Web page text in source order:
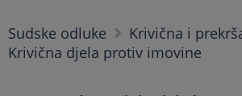
Sudske odluke
Krivična i
Krivična djela protiv imovine